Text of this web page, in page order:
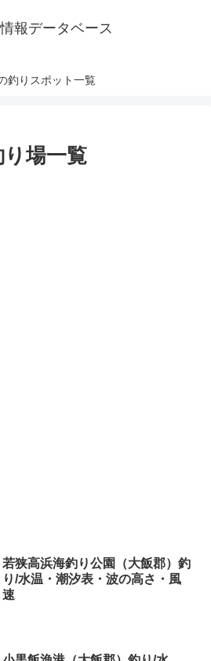
報データベース
釣りスポット一覧
場一覧
若狭高浜海釣り公園（大飯郡）釣
り/水温・潮汐表・波の高さ・風
速